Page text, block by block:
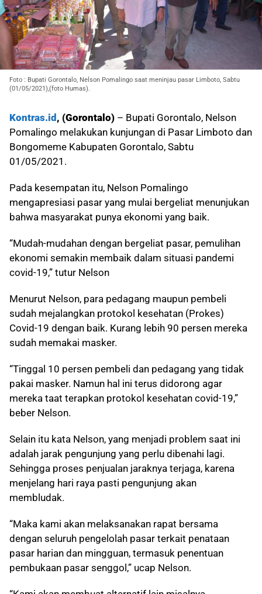
Foto : Bupati Gorontalo, Nelson Pomalingo saat meninjau pasar Limboto, Sabtu
(01/05/2021),(foto Humas).
Kontras.id , (Gorontalo) – Bupati Gorontalo, Nelson
Pomalingo melakukan kunjungan di Pasar Limboto dan
Bongomeme Kabupaten Gorontalo, Sabtu
01/05/2021.
Pada kesempatan itu, Nelson Pomalingo
mengapresiasi pasar yang mulai bergeliat menunjukan
bahwa masyarakat punya ekonomi yang baik.
“Mudah-mudahan dengan bergeliat pasar, pemulihan
ekonomi semakin membaik dalam situasi pandemi
covid-19,” tutur Nelson
Menurut Nelson, para pedagang maupun pembeli
sudah mejalangkan protokol kesehatan (Prokes)
Covid-19 dengan baik. Kurang lebih 90 persen mereka
sudah memakai masker.
“Tinggal 10 persen pembeli dan pedagang yang tidak
pakai masker. Namun hal ini terus didorong agar
mereka taat terapkan protokol kesehatan covid-19,”
beber Nelson.
Selain itu kata Nelson, yang menjadi problem saat ini
adalah jarak pengunjung yang perlu dibenahi lagi.
Sehingga proses penjualan jaraknya terjaga, karena
menjelang hari raya pasti pengunjung akan
membludak.
“Maka kami akan melaksanakan rapat bersama
dengan seluruh pengelolah pasar terkait penataan
pasar harian dan mingguan, termasuk penentuan
pembukaan pasar senggol,” ucap Nelson.